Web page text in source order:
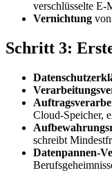
verschlüsselte E-
Vernichtung
Schritt 3:
Cloud-Speicher,
schreibt
Datenpannen-